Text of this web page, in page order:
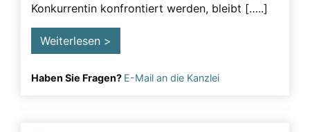
Konkurrentin konfrontiert werden, bleibt […..]
Weiterlesen >
Haben Sie Fragen? E-Mail an die Kanzlei